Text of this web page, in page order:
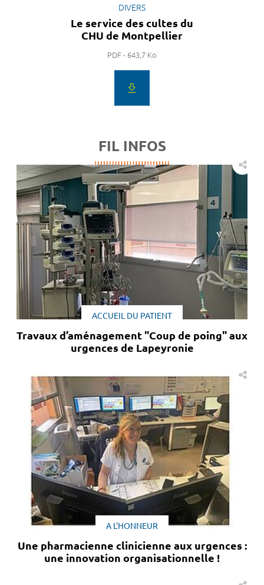
DIVERS
Le service des cultes du
CHU de Montpellier
PDF - 643,7 Ko
FIL INFOS
ACCUEIL DU PATIENT
Travaux d’aménagement "Coup de poing" aux
urgences de Lapeyronie
A L'HONNEUR
Une pharmacienne clinicienne aux urgences :
une innovation organisationnelle !